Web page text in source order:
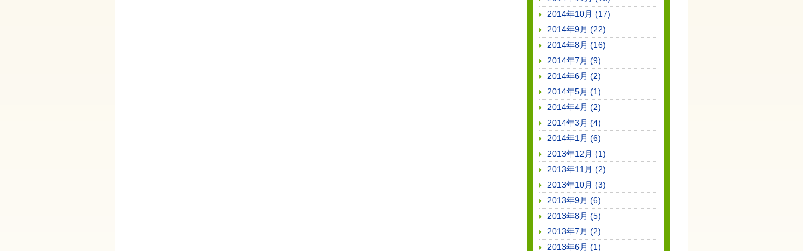
2014年10月 (17)
2014年9月 (22)
2014年8月 (16)
2014年7月 (9)
2014年6月 (2)
2014年5月 (1)
2014年4月 (2)
2014年3月 (4)
2014年1月 (6)
2013年12月 (1)
2013年11月 (2)
2013年10月 (3)
2013年9月 (6)
2013年8月 (5)
2013年7月 (2)
2013年6月 (1)